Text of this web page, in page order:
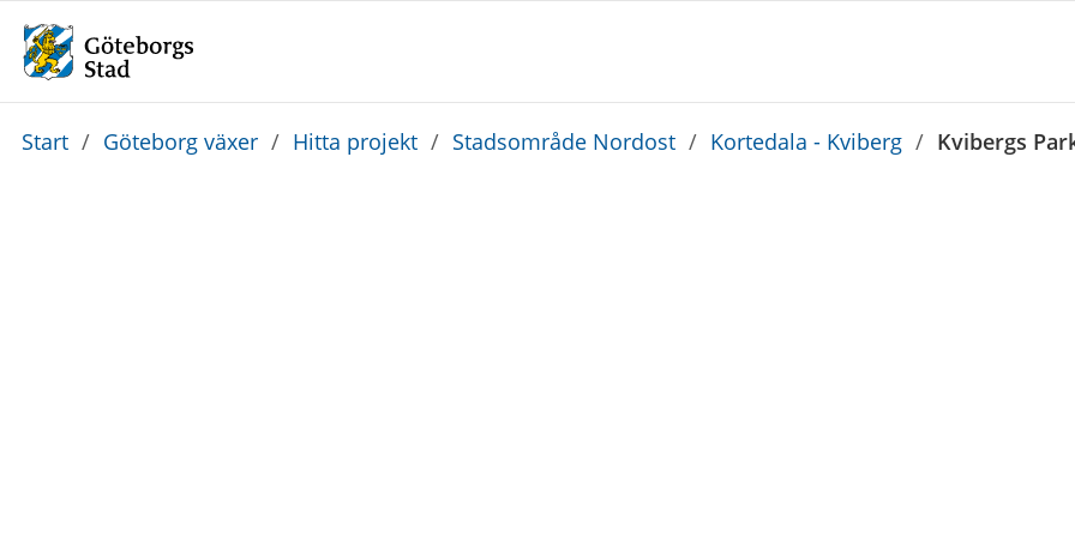
Du
Start / Göteborg växer / Hitta projekt / Stadsområde Nordost / Kortedala - Kviberg / Kvibergs